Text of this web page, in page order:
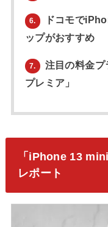
6.
ドコモで
ップがおすすめ
7.
注目の料金
プレミア」
「iPhone 13
レポート